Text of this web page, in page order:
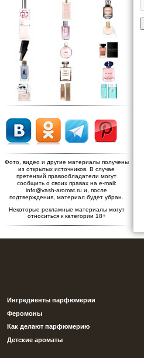
Фото, видео и другие материалы получены
из открытых источников. В случае
претензий правообладатели могут
сообщить о своих правах на e-mail:
info@vash-aromat.ru и, после
подтверждения, материал будет убран.
Некоторые рекламные материалы могут
относиться к категории 18+
Ингредиенты парфюмерии
Феромоны
Как делают парфюмерию
Детские ароматы